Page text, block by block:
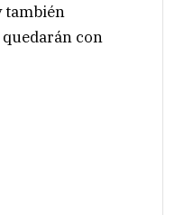
también
con